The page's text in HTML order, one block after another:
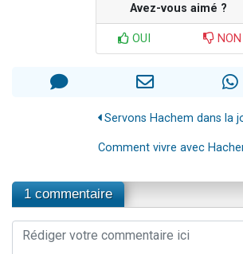
Avez-vous aimé ?
OUI NON
Servons Hachem dans la
Comment vivre avec
1 commentaire